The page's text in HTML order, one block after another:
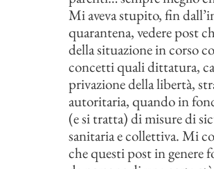
Mi aveva stupito, fin
quarantena, vedere post
della situazione in corso
concetti quali dittatura,
privazione della libertà,
autoritaria, quando in
(e si tratta) di misure di
sanitaria e collettiva. Mi
che questi post in genere